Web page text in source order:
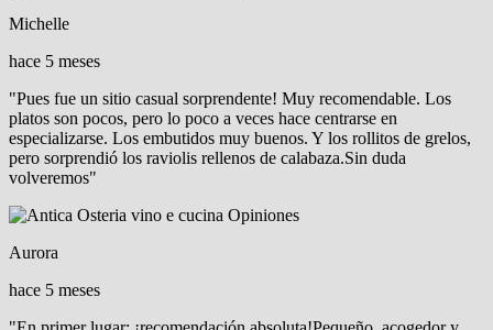
Michelle
hace 5 meses
"Pues fue un sitio casual sorprendente! Muy recomendable. Los
platos son pocos, pero lo poco a veces hace centrarse en
especializarse. Los embutidos muy buenos. Y los rollitos de grelos,
pero sorprendió los raviolis rellenos de calabaza.Sin duda
volveremos"
Aurora
hace 5 meses